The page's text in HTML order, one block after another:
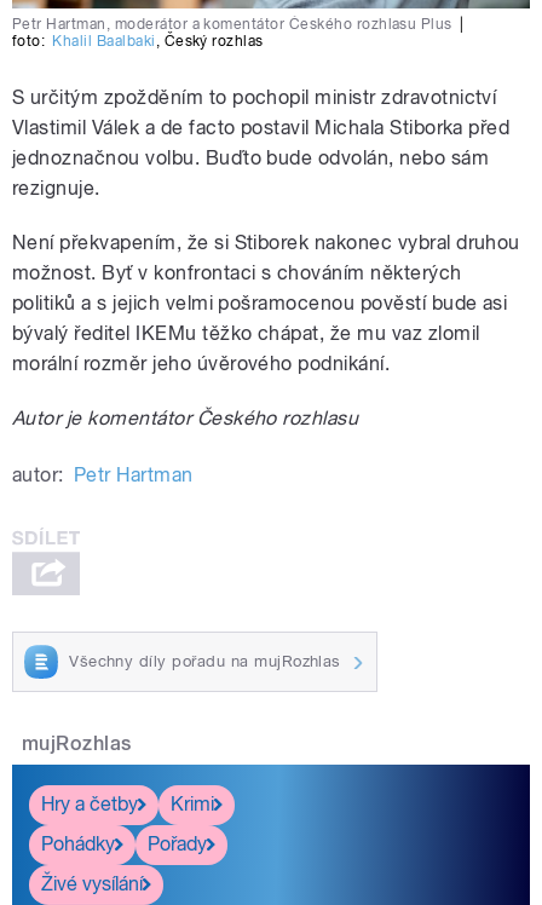
Petr Hartman, moderátor a komentátor Českého rozhlasu Plus
foto: Khalil Baalbaki , Český rozhlas
S určitým zpožděním to pochopil ministr zdravotnictví
Vlastimil Válek a de facto postavil Michala Stiborka před
jednoznačnou volbu. Buďto bude odvolán, nebo sám
rezignuje.
Není překvapením, že si Stiborek nakonec vybral druhou
možnost. Byť v konfrontaci s chováním některých
politiků a s jejich velmi pošramocenou pověstí bude asi
bývalý ředitel IKEMu těžko chápat, že mu vaz zlomil
morální rozměr jeho úvěrového podnikání.
Autor je komentátor Českého rozhlasu
autor: Petr Hartman
Všechny díly pořadu na mujRozhlas
mujRozhlas
Hry a četby
Krimi
Pohádky
Pořady
Živé vysílání